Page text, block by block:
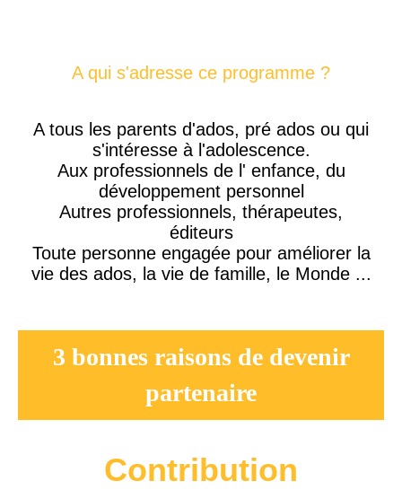
A qui s'adresse ce programme ?
A tous les parents d'ados, pré ados ou qui
s'intéresse à l'adolescence.
Aux professionnels de l' enfance, du
développement personnel
Autres professionnels, thérapeutes,
éditeurs
Toute personne engagée pour améliorer la
vie des ados, la vie de famille, le Monde ...
3 bonnes raisons de devenir
partenaire
Contribution